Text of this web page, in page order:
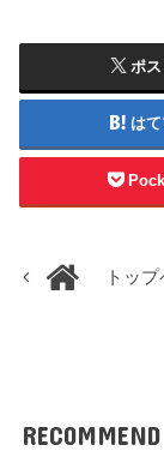
ポス
は
トッ
RECOMMEND